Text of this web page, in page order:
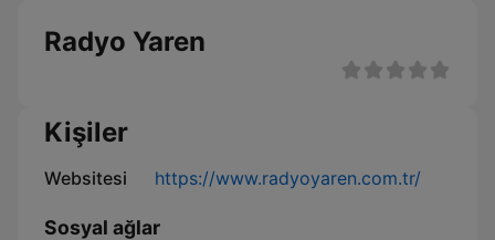
Radyo Yaren
Kişiler
Websitesi https://www.radyoyaren.com.tr/
Sosyal ağlar